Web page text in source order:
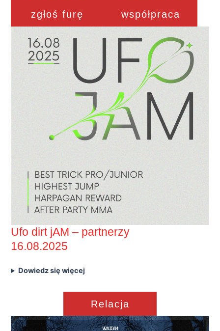
zgłoś furę współpraca
Ufo dirt jAM – partnerzy
16.08.2025
Dowiedz się więcej
Relacja